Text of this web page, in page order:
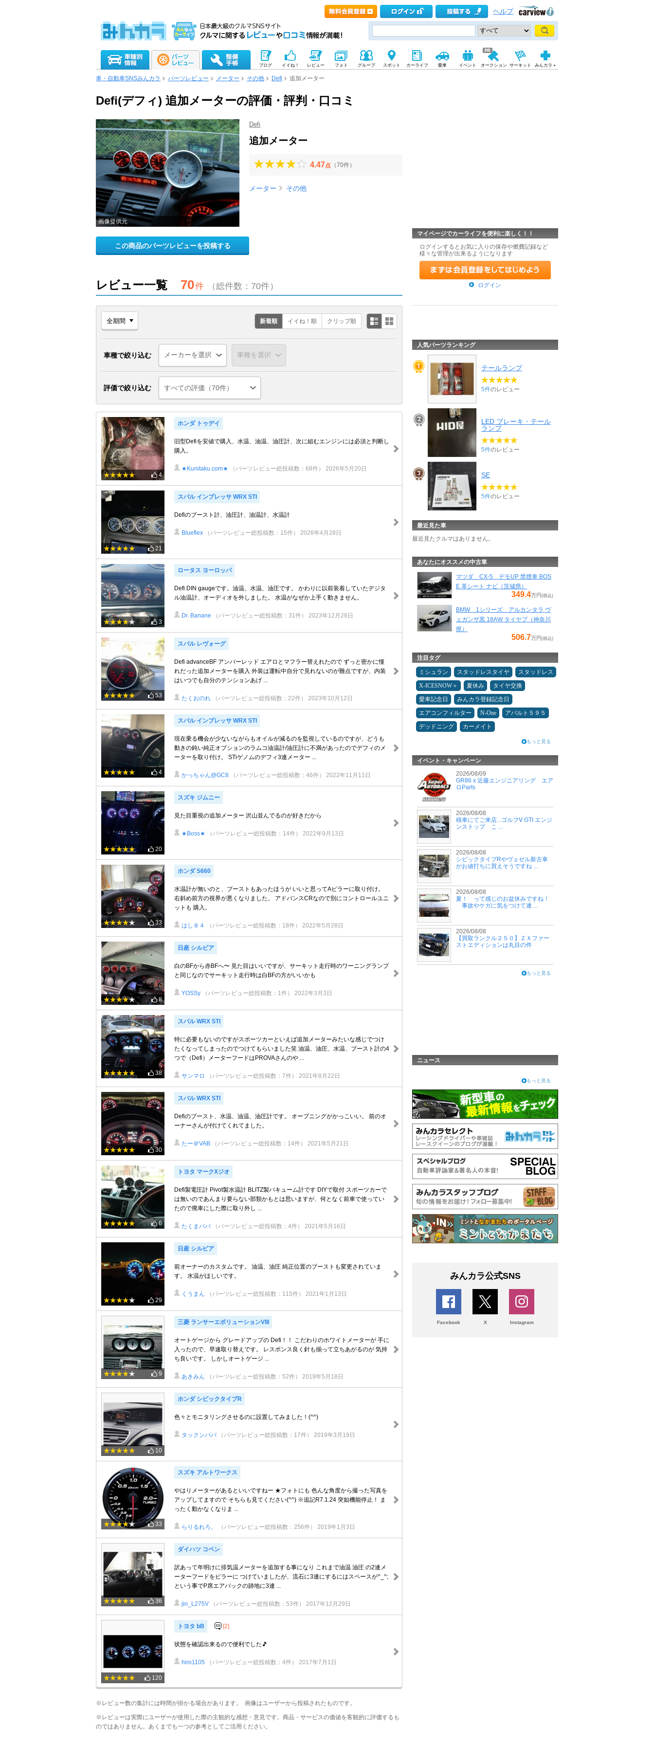
ヘルプ
ブログ イイね！ レビュー フォト グループ スポット カーライフ 愛車 イベント オークション サーキット みんカラ＋
車・自動車SNSみんカラ パーツレビュー メーター その他 Defi 追加メーター
Defi(デフィ) 追加メーターの評価・評判・口コミ
画像提供元
Defi
追加メーター
4.47点 （70件）
メーター その他
この商品のパーツレビューを投稿する
レビュー一覧 70件 （総件数：70件）
新着順 イイね！順 クリップ順
車種で絞り込む
評価で絞り込む すべての評価（70件）
4
ホンダ トゥデイ
旧型Defiを安値で購入、水温、油温、油圧計、次に組むエンジンには必須と判断し
購入。
★Kunitaku.com★ （パーツレビュー総投稿数：68件） 2026年5月20日
21
スバル インプレッサ WRX STI
Defiのブースト計、油圧計、油温計、水温計
Blueflex （パーツレビュー総投稿数：15件） 2026年4月28日
3
ロータス ヨーロッパ
Defi DIN gaugeです。油温、水温、油圧です。 かわりに以前装着していたデジタ
ル油温計、オーディオを外しました。 水温がなぜか上手く動きません。
Dr. Banane （パーツレビュー総投稿数：31件） 2023年12月28日
53
スバル レヴォーグ
Defi advanceBF アンバーレッド エアロとマフラー替えれたので ずっと密かに憧
れだった追加メーターを購入 外装は運転中自分で見れないのが難点ですが、内装
はいつでも自分のテンションあげ ...
たくおのれ （パーツレビュー総投稿数：22件） 2023年10月12日
4
スバル インプレッサ WRX STI
現在乗る機会が少ないながらもオイルが減るのを監視しているのですが、どうも
動きの鈍い純正オプションのラムコ油温計/油圧計に不満があったのでデフィのメ
ーターを取り付け。 STiゲノムのデフィ3連メーター ...
かっちゃん@GC8 （パーツレビュー総投稿数：46件） 2022年11月11日
20
スズキ ジムニー
見た目重視の追加メーター 沢山並んでるのが好きだから
★Boss★ （パーツレビュー総投稿数：14件） 2022年9月13日
33
ホンダ S660
水温計が無いのと、ブーストもあったほうが いいと思ってAピラーに取り付け。
右斜め前方の視界が悪くなりました。 アドバンスCRなので別にコントロールユニ
ットも 購入。
はし８４ （パーツレビュー総投稿数：18件） 2022年5月28日
8
日産 シルビア
白のBFから赤BFへ〜 見た目はいいですが、サーキット走行時のワーニングランプ
と同じなのでサーキット走行時は白BFの方がいいかも
YOSSy （パーツレビュー総投稿数：1件） 2022年3月3日
38
スバル WRX STI
特に必要もないのですがスポーツカーといえば追加メーターみたいな感じでつけ
たくなってしまったのでつけてもらいました笑 油温、油圧、水温、ブースト計の4
つで（Defi）メーターフードはPROVAさんのや ...
サンマロ （パーツレビュー総投稿数：7件） 2021年8月22日
30
スバル WRX STI
Defiのブースト、水温、油温、油圧計です。 オープニングがかっこいい。 前のオ
ーナーさんが付けてくれてました。
たー＠VAB （パーツレビュー総投稿数：14件） 2021年5月21日
6
トヨタ マークXジオ
Defi製電圧計 Pivot製水温計 BLITZ製バキューム計です DIYで取付 スポーツカーで
は無いのであんまり要らない部類かもとは思いますが、何となく前車で使ってい
たので廃車にした際に取り外し ...
たくまパパ （パーツレビュー総投稿数：4件） 2021年5月16日
29
日産 シルビア
前オーナーのカスタムです。 油温、油圧 純正位置のブーストも変更されていま
す。 水温がほしいです。
くうまん （パーツレビュー総投稿数：115件） 2021年1月13日
9
三菱 ランサーエボリューションVIII
オートゲージから グレードアップの Defi！！ こだわりのホワイトメーターが 手に
入ったので、早速取り替えです。 レスポンス良く針も揃って立ちあがるのが 気持
ち良いです。 しかしオートゲージ ...
あきみん （パーツレビュー総投稿数：52件） 2019年5月18日
10
ホンダ シビックタイプR
色々とモニタリングさせるのに設置してみました！(^^)
タックンパパ （パーツレビュー総投稿数：17件） 2019年3月19日
33
スズキ アルトワークス
やはりメーターがあるといいですねー ★フォトにも 色んな角度から撮った写真を
アップしてますので そちらも見てください(^^) ※追記R7.1.24 突如機能停止！ ま
ったく動かなくなりま ...
らりるれろ。 （パーツレビュー総投稿数：256件） 2019年1月3日
36
ダイハツ コペン
訳あって年明けに排気温メーターを追加する事になり これまで油温 油圧 の2連メ
ーターフードをピラーに つけていましたが、流石に3連にするにはスペースが^_^;
という事でP席エアバックの跡地に3連 ...
jin_L275V （パーツレビュー総投稿数：53件） 2017年12月29日
120
トヨタ bB [2]
状態を確認出来るので便利でした🎵
hiro1105 （パーツレビュー総投稿数：4件） 2017年7月1日
※レビュー数の集計には時間が掛かる場合があります。 画像はユーザーから投稿されたものです。
※レビューは実際にユーザーが使用した際の主観的な感想・意見です。商品・サービスの価値を客観的に評価するも
のではありません。あくまでも一つの参考としてご活用ください。
マイページでカーライフを便利に楽しく！！
ログインするとお気に入りの保存や燃費記録など
様々な管理が出来るようになります
ログイン
人気パーツランキング
テールランプ
5件のレビュー
LED ブレーキ・テール
ランプ
5件のレビュー
SE
5件のレビュー
最近見た車
最近見たクルマはありません。
あなたにオススメの中古車
マツダ CX-5 デモUP 禁煙車 BOS
E 革シート ナビ（茨城県）
349.4万円(税込)
BMW 1シリーズ アルカンタラ ヴ
ェガンザ黒 18AW タイヤプ（神奈川
県）
506.7万円(税込)
注目タグ
ミシュラン スタッドレスタイヤ
スタッドレス
X-ICESNOW＋
夏休み
タイヤ交換
愛車記念日
みんカラ登録記念日
エアコンフィルター
N-One
アバルト５９５
デッドニング
カーメイト
もっと見る
イベント・キャンペーン
2026/08/09
GR86 x 近藤エンジニアリング エア
ロParts
2026/08/08
積車にてご来店...ゴルフⅤ GTI エンジ
ンストップ こ ...
2026/08/08
シビックタイプRやヴェゼル新古車
がお値打ちに買えそうですね ...
2026/08/08
夏！ って感じのお盆休みですね！
事故やケガに気をつけて連 ...
2026/08/08
【買取ランクル２５０】ＺＸファー
ストエディションは丸目の件
もっと見る
ニュース
もっと見る
みんカラ公式SNS
Facebook X Instagram